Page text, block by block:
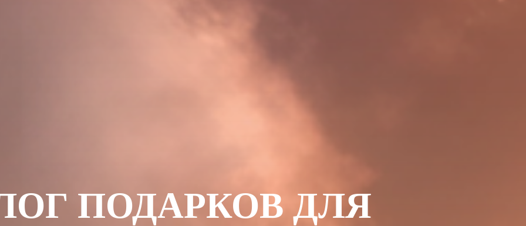
ПОДАРКОВ ДЛЯ